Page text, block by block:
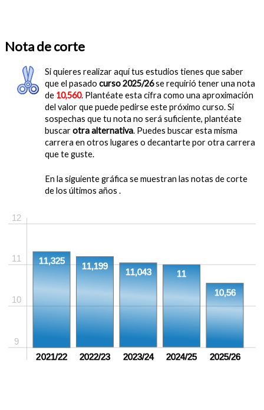
Nota de corte
Si quieres realizar aquí tus estudios tienes que saber
que el pasado curso 2025/26se requirió tener una nota
de 10,560. Plantéate esta cifra como una aproximación
del valor que puede pedirse este próximo curso. Si
sospechas que tu nota no será suficiente, plantéate
buscarotra alternativa. Puedes buscar esta misma
carrera en otros lugares o decantarte por otra carrera
que te guste.
En la siguiente gráfica se muestran las notas de corte
de los últimos años .
12
9
10
11 11,325 11,199
11,043
11
10,56
2021/22 2022/23 2023/24 2024/25 2025/26